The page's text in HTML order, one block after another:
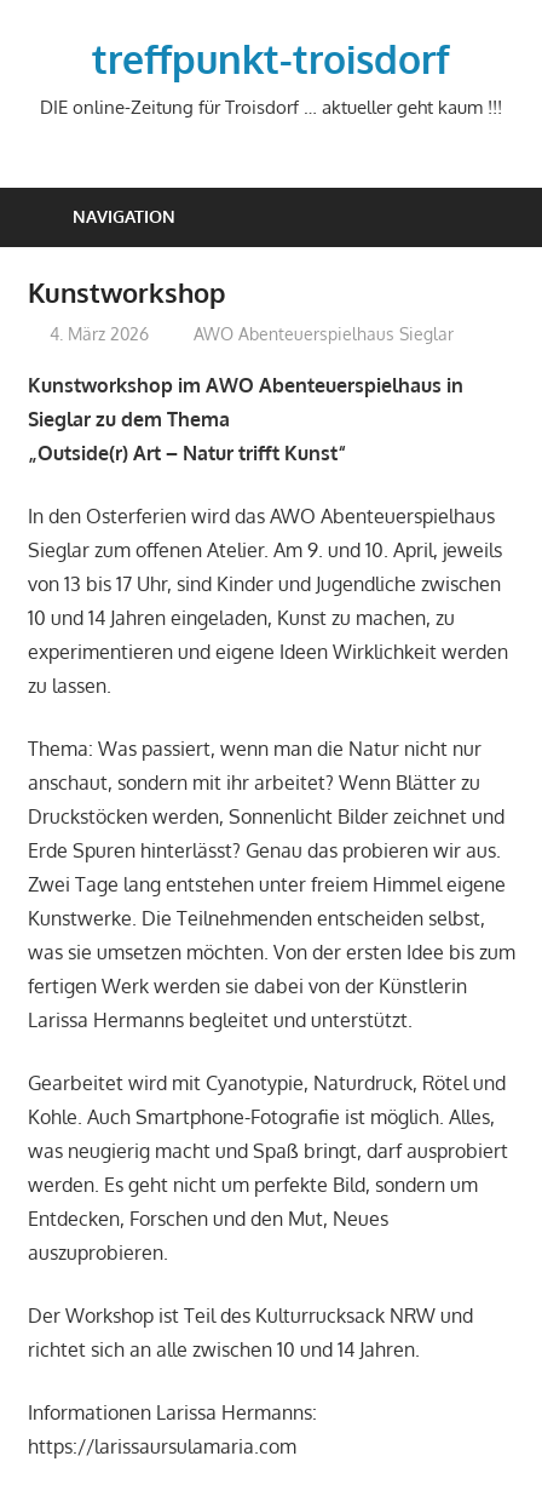
treffpunkt-troisdorf
DIE online-Zeitung für Troisdorf … aktueller geht kaum !!!
NAVIGATION
Kunstworkshop
4. März 2026 treffpunkt
AWO Abenteuerspielhaus Sieglar
Kunstworkshop im AWO Abenteuerspielhaus in
Sieglar zu dem Thema
„Outside(r) Art – Natur trifft Kunst“
In den Osterferien wird das AWO Abenteuerspielhaus
Sieglar zum offenen Atelier. Am 9. und 10. April, jeweils
von 13 bis 17 Uhr, sind Kinder und Jugendliche zwischen
10 und 14 Jahren eingeladen, Kunst zu machen, zu
experimentieren und eigene Ideen Wirklichkeit werden
zu lassen.
Thema: Was passiert, wenn man die Natur nicht nur
anschaut, sondern mit ihr arbeitet? Wenn Blätter zu
Druckstöcken werden, Sonnenlicht Bilder zeichnet und
Erde Spuren hinterlässt? Genau das probieren wir aus.
Zwei Tage lang entstehen unter freiem Himmel eigene
Kunstwerke. Die Teilnehmenden entscheiden selbst,
was sie umsetzen möchten. Von der ersten Idee bis zum
fertigen Werk werden sie dabei von der Künstlerin
Larissa Hermanns begleitet und unterstützt.
Gearbeitet wird mit Cyanotypie, Naturdruck, Rötel und
Kohle. Auch Smartphone-Fotografie ist möglich. Alles,
was neugierig macht und Spaß bringt, darf ausprobiert
werden. Es geht nicht um perfekte Bild, sondern um
Entdecken, Forschen und den Mut, Neues
auszuprobieren.
Der Workshop ist Teil des Kulturrucksack NRW und
richtet sich an alle zwischen 10 und 14 Jahren.
Informationen Larissa Hermanns:
https://larissaursulamaria.com